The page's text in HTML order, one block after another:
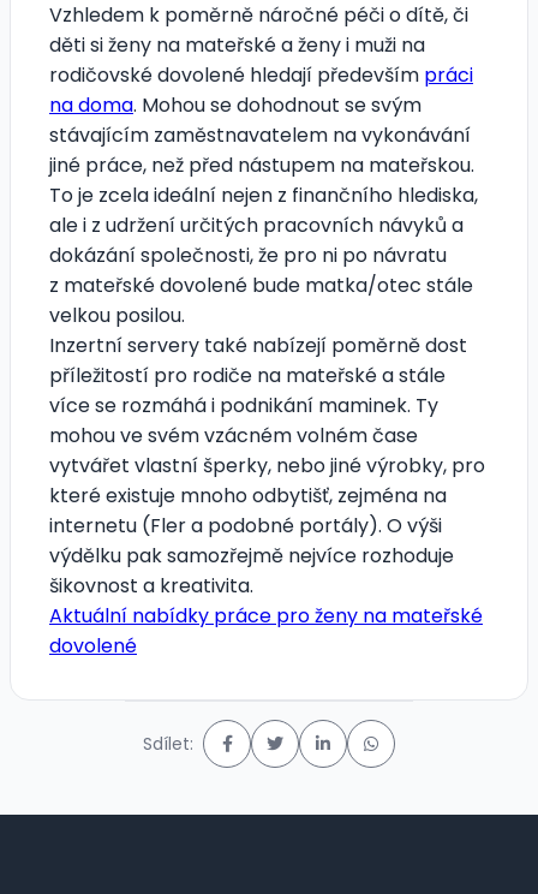
Vzhledem k poměrně náročné péči o dítě, či
děti si ženy na mateřské a ženy i muži na
rodičovské dovolené hledají především práci
na doma. Mohou se dohodnout se svým
stávajícím zaměstnavatelem na vykonávání
jiné práce, než před nástupem na mateřskou.
To je zcela ideální nejen z finančního hlediska,
ale i z udržení určitých pracovních návyků a
dokázání společnosti, že pro ni po návratu
z mateřské dovolené bude matka/otec stále
velkou posilou.
Inzertní servery také nabízejí poměrně dost
příležitostí pro rodiče na mateřské a stále
více se rozmáhá i podnikání maminek. Ty
mohou ve svém vzácném volném čase
vytvářet vlastní šperky, nebo jiné výrobky, pro
které existuje mnoho odbytišť, zejména na
internetu (Fler a podobné portály). O výši
výdělku pak samozřejmě nejvíce rozhoduje
šikovnost a kreativita.
Aktuální nabídky práce pro ženy na mateřské
dovolené
Sdílet: